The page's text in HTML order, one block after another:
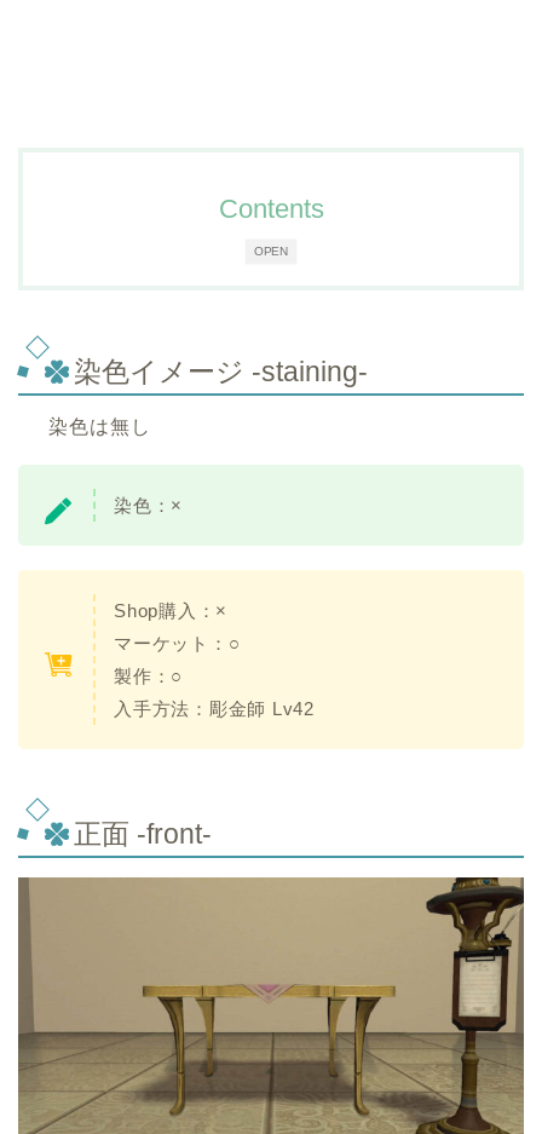
OPEN
Contents
染色イメージ -staining-
染色は無し
染色： ×
Shop購入： ×
マーケット：○
製作：○
入手方法： 彫金師 Lv42
正面 -front-